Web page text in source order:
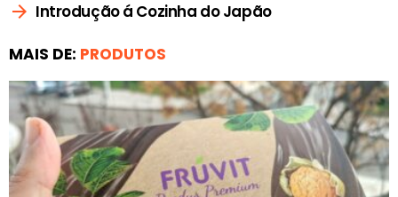
Introdução á Cozinha do Japão
MAIS DE: PRODUTOS